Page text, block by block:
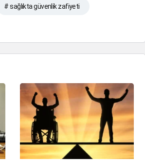
# sağlıkta güvenlik zafiyeti